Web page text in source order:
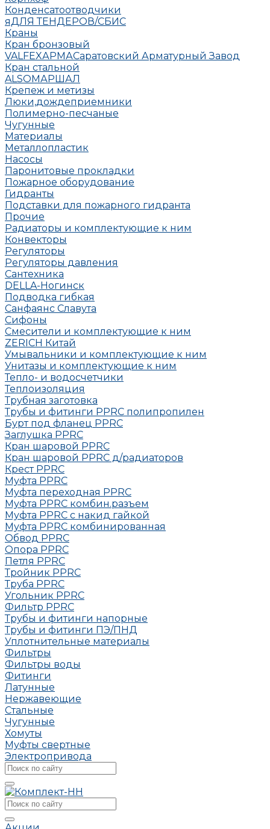
Конденсатоотводчики
яДЛЯ ТЕНДЕРОВ/СБИС
Краны
Кран бронзовый
VALFEXАРМАСаратовский Арматурный Завод
Кран стальной
ALSOМАРШАЛ
Крепеж и метизы
Люки,дождеприемники
Полимерно-песчаные
Чугунные
Материалы
Металлопластик
Насосы
Паронитовые прокладки
Пожарное оборудование
Гидранты
Подставки для пожарного гидранта
Прочие
Радиаторы и комплектующие к ним
Конвекторы
Регуляторы
Регуляторы давления
Сантехника
DELLA-Ногинск
Подводка гибкая
Санфаянс Славута
Сифоны
Смесители и комплектующие к ним
ZERICH Китай
Умывальники и комплектующие к ним
Унитазы и комплектующие к ним
Тепло- и водосчетчики
Теплоизоляция
Трубная заготовка
Трубы и фитинги PPRC полипропилен
Бурт под фланец РРRC
Заглушка РРRC
Кран шаровой PPRC
Кран шаровой PPRC д/радиаторов
Крест PPRC
Муфта PPRC
Муфта переходная PPRC
Муфта РРRC комбин.разъем
Муфта PPRC с накид гайкой
Муфта РРRC комбинированная
Обвод РРRC
Опора РРRC
Петля РРRC
Тройник РРRC
Труба РРRC
Угольник РРRC
Фильтр PPRC
Трубы и фитинги напорные
Трубы и фитинги ПЭ/ПНД
Уплотнительные материалы
Фильтры
Фильтры воды
Фитинги
Латунные
Нержавеющие
Стальные
Чугунные
Хомуты
Муфты свертные
Электропривода